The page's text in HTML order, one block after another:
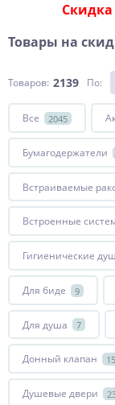
Товары на
Товаров: 2139 По:
Все 2045
Бумагодержатели
Встраиваемые
Встроенные
Гигиенические
Для биде 9
Для душа 7
Донный клапан 15
Душевые двери